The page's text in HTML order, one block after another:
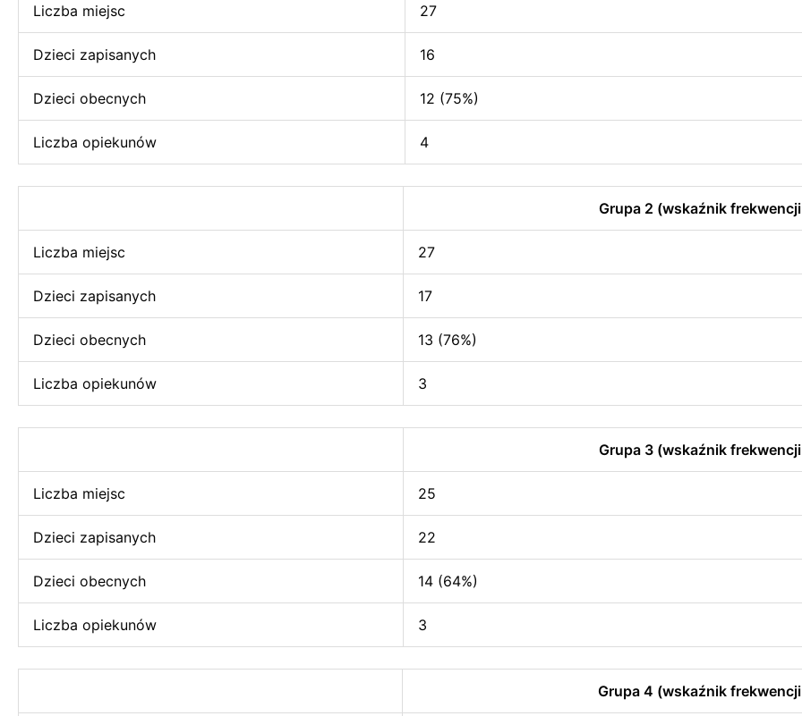
Liczba miejsc 27
Dzieci zapisanych 16
Dzieci obecnych 12 (75%)
Liczba opiekunów 4
Grupa 2 (wskaźnik
Liczba miejsc 27
Dzieci zapisanych 17
Dzieci obecnych 13 (76%)
Liczba opiekunów 3
Grupa 3 (wskaźnik
Liczba miejsc 25
Dzieci zapisanych 22
Dzieci obecnych 14 (64%)
Liczba opiekunów 3
Grupa 4 (wskaźnik